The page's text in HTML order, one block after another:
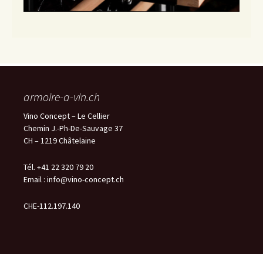
armoire-a-vin.ch
Vino Concept – Le Cellier
Chemin J.-Ph-De-Sauvage 37
CH – 1219 Châtelaine
Tél. +41 22 320 79 20
Email : info@vino-concept.ch
CHE-112.197.140